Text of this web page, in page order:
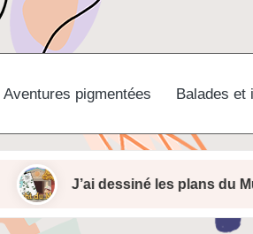
Aventures pigmentées Balades et
J’ai dessiné les plans du Musée